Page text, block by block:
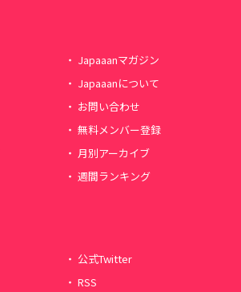
Japaaanマガジン
Japaaanについて
お問い合わせ
無料メンバー登録
月別アーカイブ
週間ランキング
公式Twitter
RSS